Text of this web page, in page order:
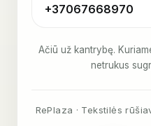
+37067668970
Ačiū už kantrybę.
netrukus
RePlaza · Tekstilės